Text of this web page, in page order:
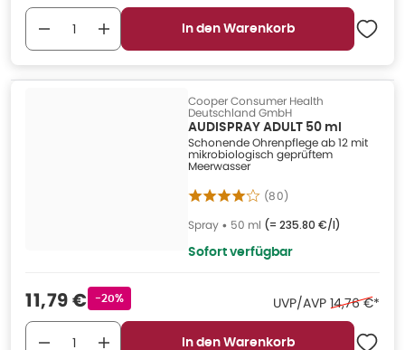
In den Warenkorb
Cooper Consumer Health
Deutschland GmbH
AUDISPRAY ADULT 50 ml
Schonende Ohrenpflege ab 12 mit
mikrobiologisch geprüftem
Meerwasser
(80)
Spray • 50 ml (= 235.80 €/l)
Sofort verfügbar
Verkaufspreis
11,79 € Rabattstempel
-20% UVP/AVP Ehemaliger
14,76 €*
In den Warenkorb